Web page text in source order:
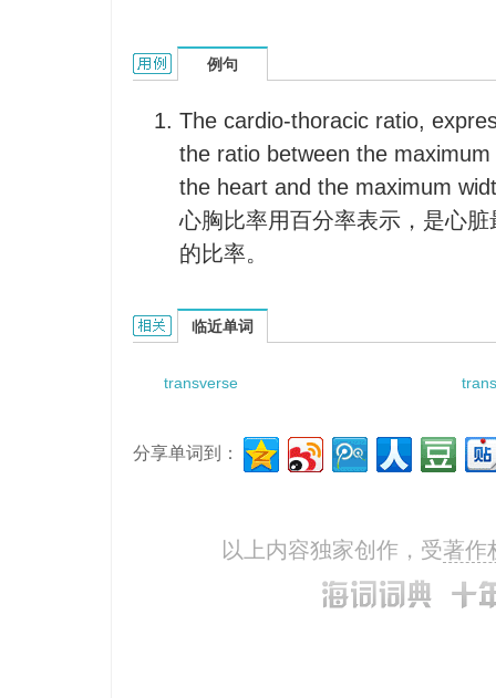
transverse diameter的用法和样例：
例句
The cardio-thoracic ratio,
the ratio between the
the heart and the maximum
心胸比率用百分率表示，是心
的比率。
transverse diameter的相关资料：
临近单词
transverse
分享单词到：
以上内容独家创作，受著作